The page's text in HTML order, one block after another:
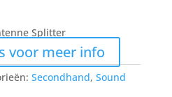
Splitter
voor meer info
Secondhand, Sound